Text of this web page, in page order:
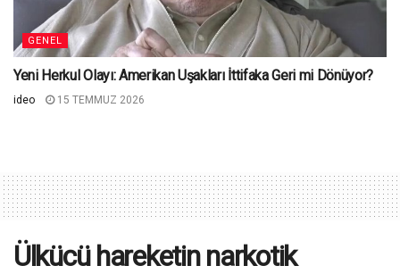
GENEL
Yeni Herkul Olayı: Amerikan Uşakları İttifaka Geri mi Dönüyor?
ideo 15 TEMMUZ 2026
Ülkücü hareketin narkotik